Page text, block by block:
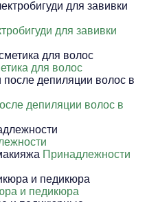
для завивки
для волос
депиляции волос в
Принадлежности
и педикюра